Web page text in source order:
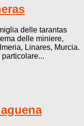
delle tarantas
delle miniere,
Linares, Murcia.